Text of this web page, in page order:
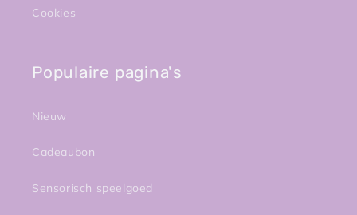
Cookies
Populaire pagina's
Nieuw
Cadeaubon
Sensorisch speelgoed